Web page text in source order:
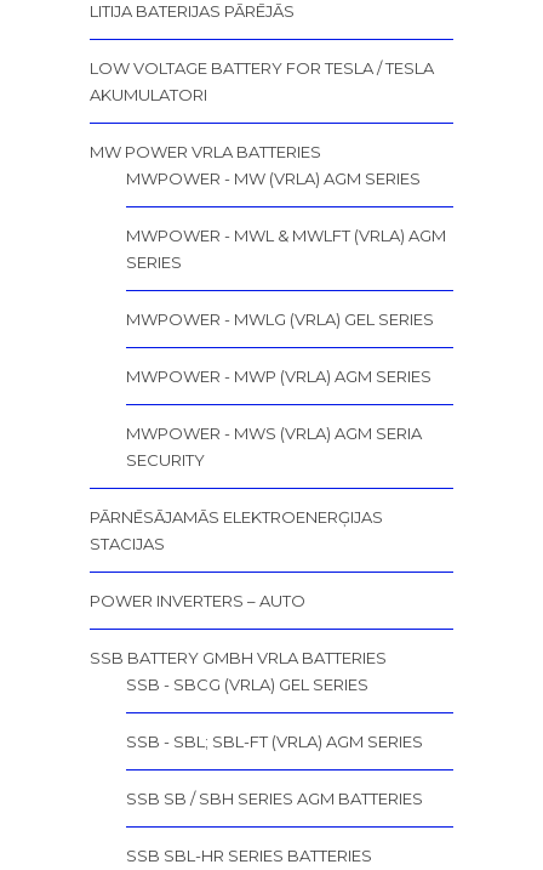
LITIJA BATERIJAS PĀRĒJĀS
LOW VOLTAGE BATTERY FOR TESLA / TESLA
AKUMULATORI
MW POWER VRLA BATTERIES
MWPOWER - MW (VRLA) AGM SERIES
MWPOWER - MWL & MWLFT (VRLA) AGM
SERIES
MWPOWER - MWLG (VRLA) GEL SERIES
MWPOWER - MWP (VRLA) AGM SERIES
MWPOWER - MWS (VRLA) AGM SERIA
SECURITY
PĀRNĒSĀJAMĀS ELEKTROENERĢIJAS
STACIJAS
POWER INVERTERS – AUTO
SSB BATTERY GMBH VRLA BATTERIES
SSB - SBCG (VRLA) GEL SERIES
SSB - SBL; SBL-FT (VRLA) AGM SERIES
SSB SB / SBH SERIES AGM BATTERIES
SSB SBL-HR SERIES BATTERIES